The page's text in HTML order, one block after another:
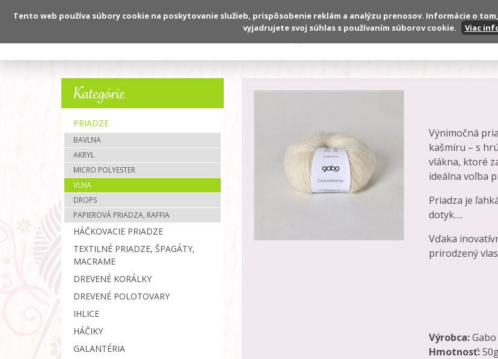
O nás Produkty VOP Reklamačné
Výnimočná
kašmíru – s
vlákna, ktoré
ideálna voľba
Priadza je
dotyk….
Vďaka
prirodzený
Výrobca:
Hmotnosť:
Kategórie
PRIADZE
BAVLNA
AKRYL
MICRO POLYESTER
VLNA
DROPS
PAPIEROVÁ PRIADZA, RAFFIA
HÁČKOVACIE PRIADZE
TEXTILNÉ PRIADZE, ŠPAGÁTY,
MACRAME
DREVENÉ KORÁLKY
DREVENÉ POLOTOVARY
IHLICE
HÁČIKY
GALANTÉRIA
Tento web používa súbory cookie na poskytovanie služieb, prispôsobenie reklám a analýzu prenosov. Informácie o
vyjadrujete svoj súhlas s používaním súborov cookie.
Viac